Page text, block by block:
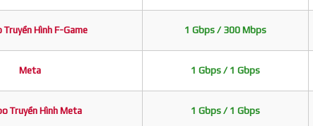
Truyền Hình F-Game 1 Gbps / 300 Mbps
Meta 1 Gbps / 1 Gbps
Truyền Hình Meta 1 Gbps / 1 Gbps